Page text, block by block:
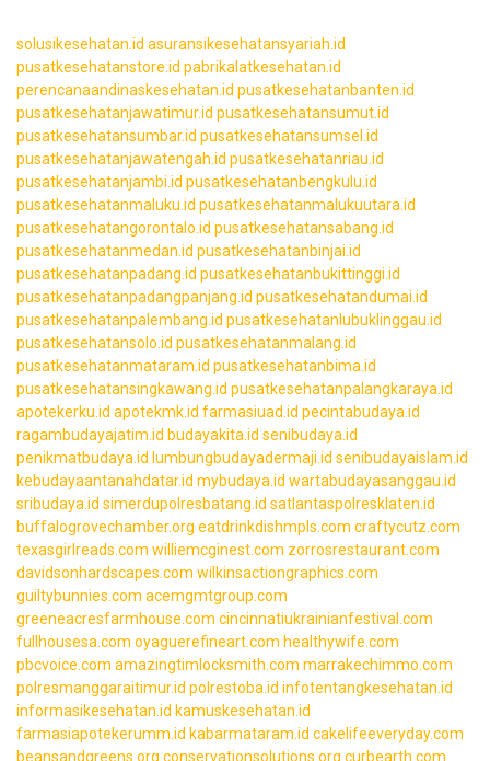
solusikesehatan.id asuransikesehatansyariah.id
pusatkesehatanstore.id pabrikalatkesehatan.id
perencanaandinaskesehatan.id pusatkesehatanbanten.id
pusatkesehatanjawatimur.id pusatkesehatansumut.id
pusatkesehatansumbar.id pusatkesehatansumsel.id
pusatkesehatanjawatengah.id pusatkesehatanriau.id
pusatkesehatanjambi.id pusatkesehatanbengkulu.id
pusatkesehatanmaluku.id pusatkesehatanmalukuutara.id
pusatkesehatangorontalo.id pusatkesehatansabang.id
pusatkesehatanmedan.id pusatkesehatanbinjai.id
pusatkesehatanpadang.id pusatkesehatanbukittinggi.id
pusatkesehatanpadangpanjang.id pusatkesehatandumai.id
pusatkesehatanpalembang.id pusatkesehatanlubuklinggau.id
pusatkesehatansolo.id pusatkesehatanmalang.id
pusatkesehatanmataram.id pusatkesehatanbima.id
pusatkesehatansingkawang.id pusatkesehatanpalangkaraya.id
apotekerku.id apotekmk.id farmasiuad.id pecintabudaya.id
ragambudayajatim.id budayakita.id senibudaya.id
penikmatbudaya.id lumbungbudayadermaji.id senibudayaislam.id
kebudayaantanahdatar.id mybudaya.id wartabudayasanggau.id
sribudaya.id simerdupolresbatang.id satlantaspolresklaten.id
buffalogrovechamber.org eatdrinkdishmpls.com craftycutz.com
texasgirlreads.com williemcginest.com zorrosrestaurant.com
davidsonhardscapes.com wilkinsactiongraphics.com
guiltybunnies.com acemgmtgroup.com
greeneacresfarmhouse.com cincinnatiukrainianfestival.com
fullhousesa.com oyaguerefineart.com healthywife.com
pbcvoice.com amazingtimlocksmith.com marrakechimmo.com
polresmanggaraitimur.id polrestoba.id infotentangkesehatan.id
informasikesehatan.id kamuskesehatan.id
farmasiapotekerumm.id kabarmataram.id cakelifeeveryday.com
beansandgreens.org conservationsolutions.org curbearth.com